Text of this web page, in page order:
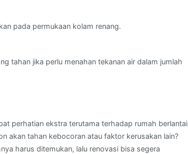
pada permukaan kolam renang.
tahan jika perlu menahan tekanan air dalam jumlah
perhatian ekstra terutama terhadap rumah berlantai
akan tahan kebocoran atau faktor kerusakan lain?
harus ditemukan, lalu renovasi bisa segera